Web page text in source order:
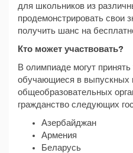
для школьников из
продемонстрировать свои
получить шанс на
Кто может участвовать?
В олимпиаде могут
обучающиеся в выпускных
общеобразовательных
гражданство следующих
Азербайджан
Армения
Беларусь